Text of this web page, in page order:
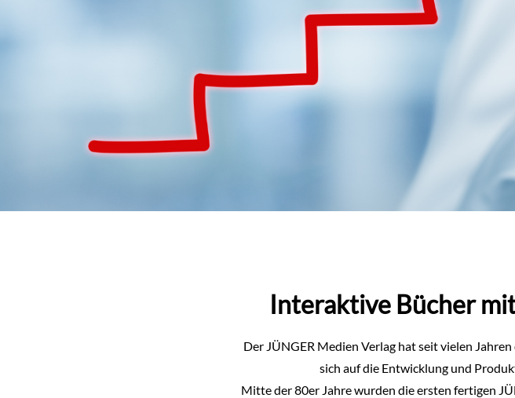
Interaktive Bücher
Der JÜNGER Medien Verlag hat seit vielen
sich auf die Entwicklung und
Mitte der 80er Jahre wurden die ersten fertigen